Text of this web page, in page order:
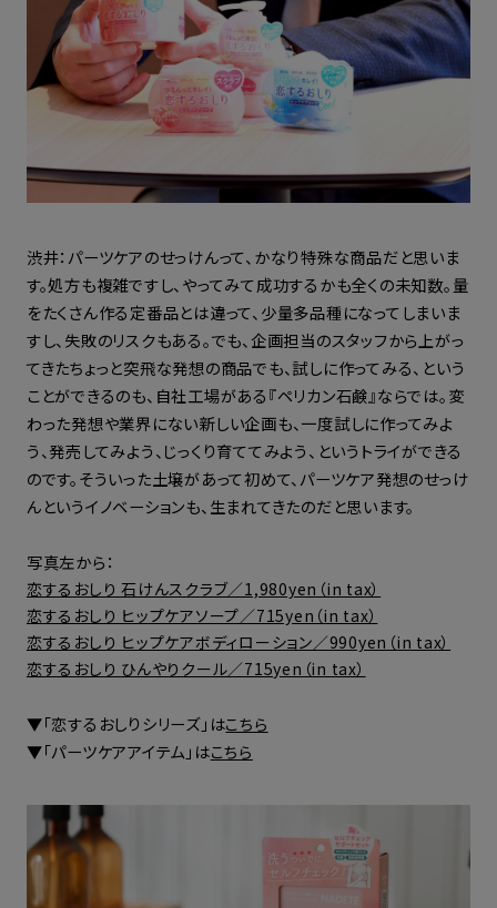
渋井：パーツケアのせっけんって、かなり特殊な商品だと思いま
す。処方も複雑ですし、やってみて成功するかも全くの未知数。量
をたくさん作る定番品とは違って、少量多品種になってしまいま
すし、失敗のリスクもある。でも、企画担当のスタッフから上がっ
てきたちょっと突飛な発想の商品でも、試しに作ってみる、という
ことができるのも、自社工場がある『ペリカン石鹸』ならでは。変
わった発想や業界にない新しい企画も、一度試しに作ってみよ
う、発売してみよう、じっくり育ててみよう、というトライができる
のです。そういった土壌があって初めて、パーツケア発想のせっけ
んというイノベーションも、生まれてきたのだと思います。
写真左から：
恋するおしり 石けんスクラブ／1,980yen（in tax）
恋するおしり ヒップケアソープ／715yen（in tax）
恋するおしり ヒップケアボディローション／990yen（in tax）
恋するおしり ひんやりクール／715yen（in tax）
▼「恋するおしりシリーズ」はこちら
▼「パーツケアアイテム」はこちら